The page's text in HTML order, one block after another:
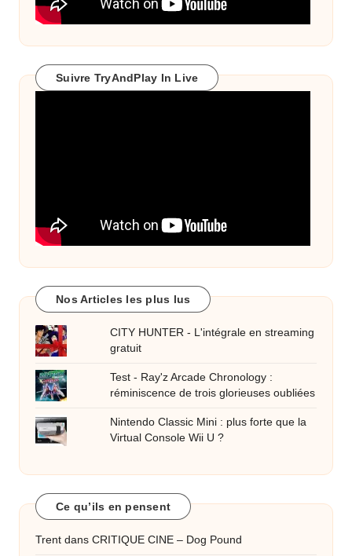
Suivre TryAndPlay In Live
Nos Articles les plus lus
CITY HUNTER - L'intégrale en streaming
gratuit
Test - Ray'z Arcade Chronology :
réminiscence de trois glorieuses oubliées
Nintendo Classic Mini : plus forte que la
Virtual Console Wii U ?
Ce qu’ils en pensent
Trent dans CRITIQUE CINE – Dog Pound